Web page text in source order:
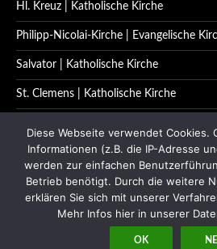
Hl. Kreuz | Katholische Kirche
Philipp-Nicolai-Kirche | Evangelische
Salvator | Katholische Kirche
St. Clemens | Katholische Kirche
St. Quirinus | Katholische Kirche
Impressum | Datenschutzerklärung
Diese Webseite verwendet Cookies.
Informationen (z.B. die IP-Adresse
werden zur einfachen
Betrieb benötigt. Durch die weitere
erklären Sie sich mit unserer
Mehr Infos hier in unserer
OK